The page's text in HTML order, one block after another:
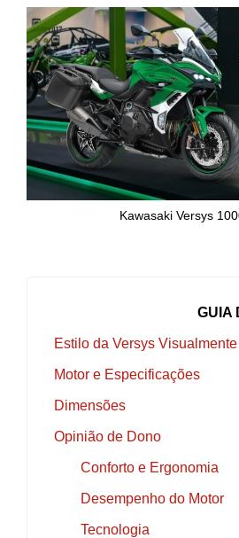
Kawasaki Versys
GUIA
Estilo da Versys Visualmente
Motor e Especificações
Dimensões
Opinião de Dono
Conforto e Ergonomia
Desempenho do Motor
Tecnologia